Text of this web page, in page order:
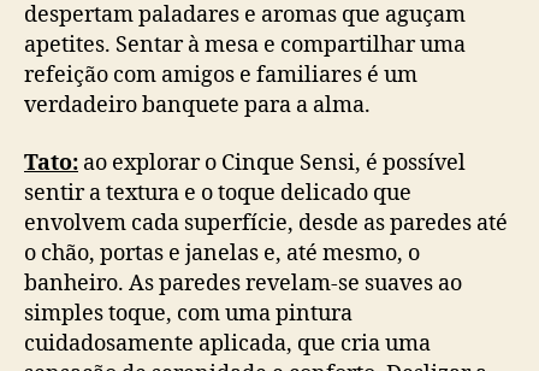
despertam paladares e aromas que aguçam
apetites. Sentar à mesa e compartilhar uma
refeição com amigos e familiares é um
verdadeiro banquete para a alma.
Tato: ao explorar o Cinque Sensi, é possível
sentir a textura e o toque delicado que
envolvem cada superfície, desde as paredes até
o chão, portas e janelas e, até mesmo, o
banheiro. As paredes revelam-se suaves ao
simples toque, com uma pintura
cuidadosamente aplicada, que cria uma